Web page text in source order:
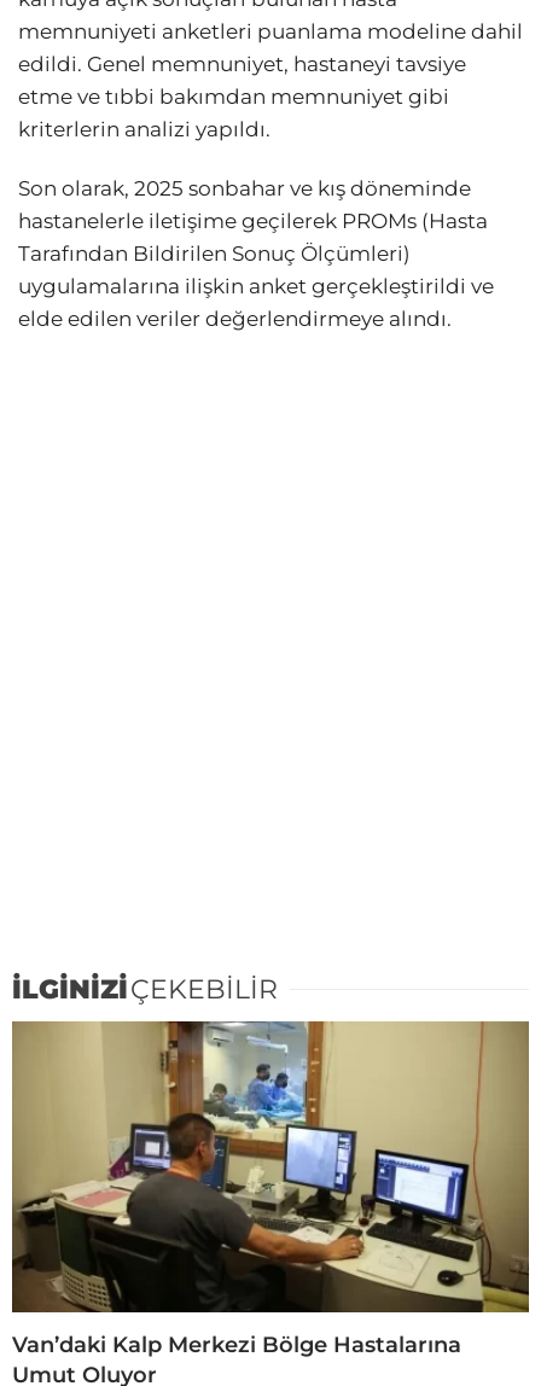
memnuniyeti anketleri puanlama modeline dahil
edildi. Genel memnuniyet, hastaneyi tavsiye
etme ve tıbbi bakımdan memnuniyet gibi
kriterlerin analizi yapıldı.
Son olarak, 2025 sonbahar ve kış döneminde
hastanelerle iletişime geçilerek PROMs (Hasta
Tarafından Bildirilen Sonuç Ölçümleri)
uygulamalarına ilişkin anket gerçekleştirildi ve
elde edilen veriler değerlendirmeye alındı.
İLGİNİZİÇEKEBİLİR
Van’daki Kalp Merkezi Bölge Hastalarına
Umut Oluyor